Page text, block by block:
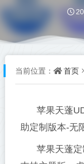
当前位置： 首页
苹果天蓬
助定制版本-无
苹果天蓬定